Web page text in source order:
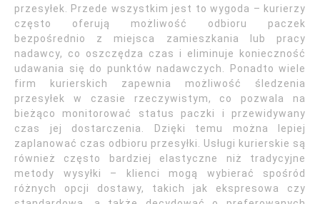
przesyłek. Przede wszystkim jest to wygoda – kurierzy
często oferują możliwość odbioru paczek
bezpośrednio z miejsca zamieszkania lub pracy
nadawcy, co oszczędza czas i eliminuje konieczność
udawania się do punktów nadawczych. Ponadto wiele
firm kurierskich zapewnia możliwość śledzenia
przesyłek w czasie rzeczywistym, co pozwala na
bieżąco monitorować status paczki i przewidywany
czas jej dostarczenia. Dzięki temu można lepiej
zaplanować czas odbioru przesyłki. Usługi kurierskie są
również często bardziej elastyczne niż tradycyjne
metody wysyłki – klienci mogą wybierać spośród
różnych opcji dostawy, takich jak ekspresowa czy